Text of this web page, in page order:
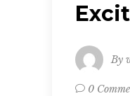
By
0